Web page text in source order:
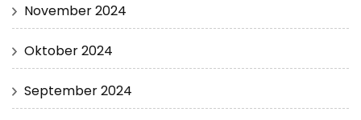
November 2024
Oktober 2024
September 2024